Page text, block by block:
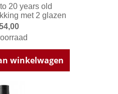
20 years old
met 2 glazen
winkelwagen